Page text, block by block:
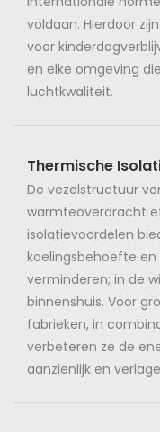
voldaan. Hierdoor
voor
en elke omgeving
luchtkwaliteit.
Thermische
De vezelstructuur
warmteoverdracht
isolatievoordelen
koelingsbehoefte
verminderen; in de
binnenshuis. Voor
fabrieken, in
verbeteren ze de
aanzienlijk en